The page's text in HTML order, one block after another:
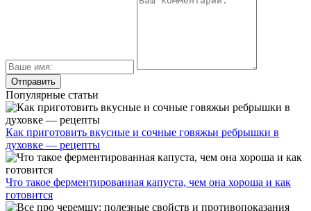
Популярные статьи
Как приготовить вкусные и сочные говяжьи ребрышки в
духовке — рецепты
Что такое ферментированная капуста, чем она хороша и как
готовится